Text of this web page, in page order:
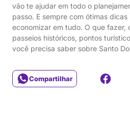
Compartilhar
vão te ajudar em todo o
passo. E sempre com ótimas
economizar em tudo. O que fazer,
passeios históricos, pontos
você precisa saber sobre Santo